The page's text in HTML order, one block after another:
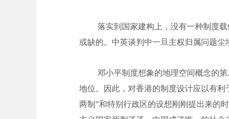
落实到国家建构上，没有一种制度
或缺的。中英谈判中一旦主权归属问题尘
邓小平制度想象的地理空间概念的
地位。因此，对香港的制度设计应以有
两制”和特别行政区的设想刚刚提出来的